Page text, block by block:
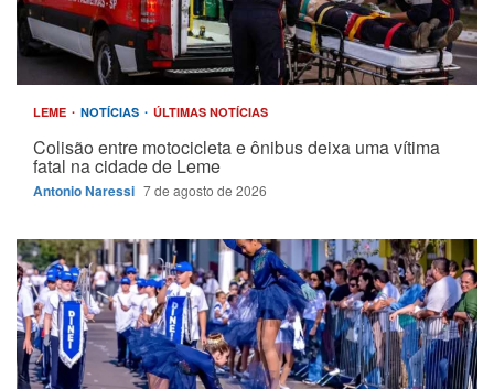
LEME NOTÍCIAS ÚLTIMAS NOTÍCIAS
Colisão entre motocicleta e ônibus deixa uma vítima
fatal na cidade de Leme
Antonio Naressi 7 de agosto de 2026